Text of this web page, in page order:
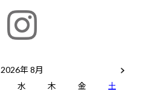
2026年 8月
水 木 金
土